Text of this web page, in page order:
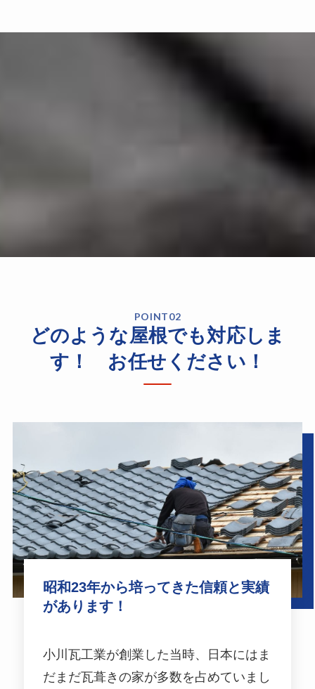
どのような屋根でも対応しま
す！ お任せください！
POINT02
昭和23年から培ってきた信頼と実績
があります！
小川瓦工業が創業した当時、日本にはま
だまだ瓦葺きの家が多数を占めていまし